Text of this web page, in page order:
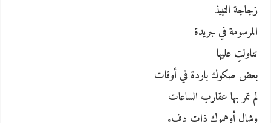
زجاجة النبيذ
المرسومة في جريدة
تناولتِ عليها
بعض صكوك باردة في أوقات
لم تمر بها عقارب الساعات
وشال أوهموك ذات دفء